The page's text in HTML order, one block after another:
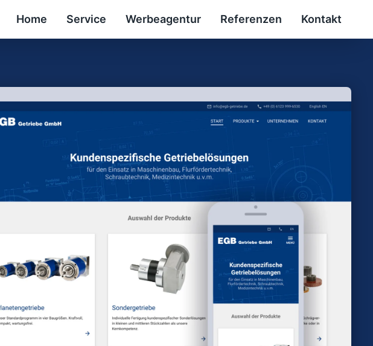
Home Service Werbeagentur Referenzen Kontakt